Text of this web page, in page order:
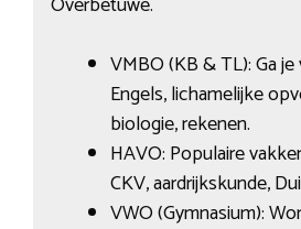
VMBO (KB & TL): Ga
Engels, lichamelijke
biologie, rekenen.
HAVO: Populaire
CKV, aardrijkskunde,
VWO (Gymnasium):